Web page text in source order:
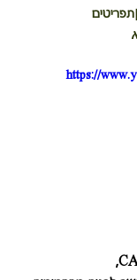
https://